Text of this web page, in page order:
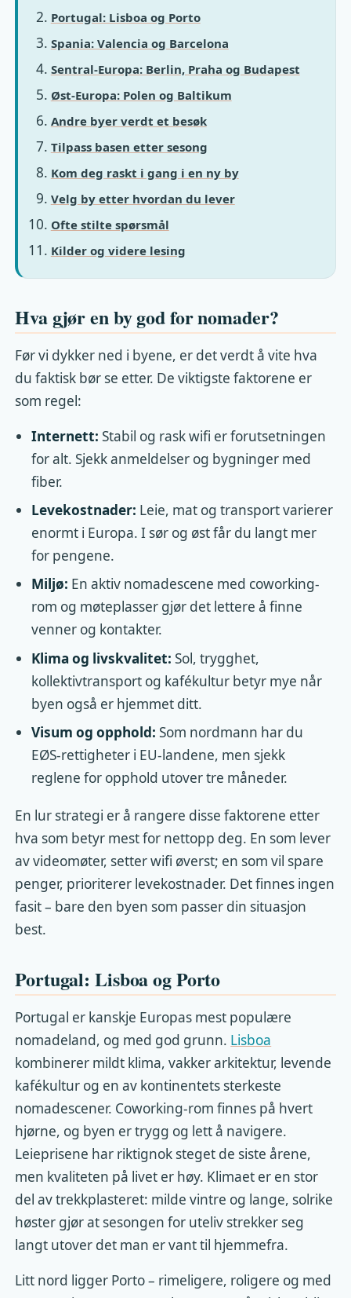
Portugal: Lisboa og Porto
Spania: Valencia og Barcelona
Sentral-Europa: Berlin, Praha og Budapest
Øst-Europa: Polen og Baltikum
Andre byer verdt et besøk
Tilpass basen etter sesong
Kom deg raskt i gang i en ny by
Velg by etter hvordan du lever
Ofte stilte spørsmål
Kilder og videre lesing
Hva gjør en by god for nomader?
Før vi dykker ned i byene, er det verdt å vite hva
du faktisk bør se etter. De viktigste faktorene er
som regel:
Internett: Stabil og rask wifi er forutsetningen
for alt. Sjekk anmeldelser og bygninger med
fiber.
Levekostnader: Leie, mat og transport varierer
enormt i Europa. I sør og øst får du langt mer
for pengene.
Miljø: En aktiv nomadescene med coworking-
rom og møteplasser gjør det lettere å finne
venner og kontakter.
Klima og livskvalitet: Sol, trygghet,
kollektivtransport og kafékultur betyr mye når
byen også er hjemmet ditt.
Visum og opphold: Som nordmann har du
EØS-rettigheter i EU-landene, men sjekk
reglene for opphold utover tre måneder.
En lur strategi er å rangere disse faktorene etter
hva som betyr mest for nettopp deg. En som lever
av videomøter, setter wifi øverst; en som vil spare
penger, prioriterer levekostnader. Det finnes ingen
fasit – bare den byen som passer din situasjon
best.
Portugal: Lisboa og Porto
Portugal er kanskje Europas mest populære
nomadeland, og med god grunn. Lisboa
kombinerer mildt klima, vakker arkitektur, levende
kafékultur og en av kontinentets sterkeste
nomadescener. Coworking-rom finnes på hvert
hjørne, og byen er trygg og lett å navigere.
Leieprisene har riktignok steget de siste årene,
men kvaliteten på livet er høy. Klimaet er en stor
del av trekkplasteret: milde vintre og lange, solrike
høster gjør at sesongen for uteliv strekker seg
langt utover det man er vant til hjemmefra.
Litt nord ligger Porto – rimeligere, roligere og med